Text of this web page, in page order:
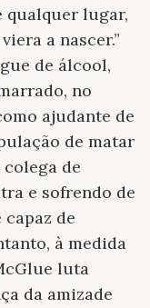
qualquer lugar,
a nascer.”
de álcool,
no
ajudante de
de matar
de
e sofrendo de
de
à medida
luta
da amizade